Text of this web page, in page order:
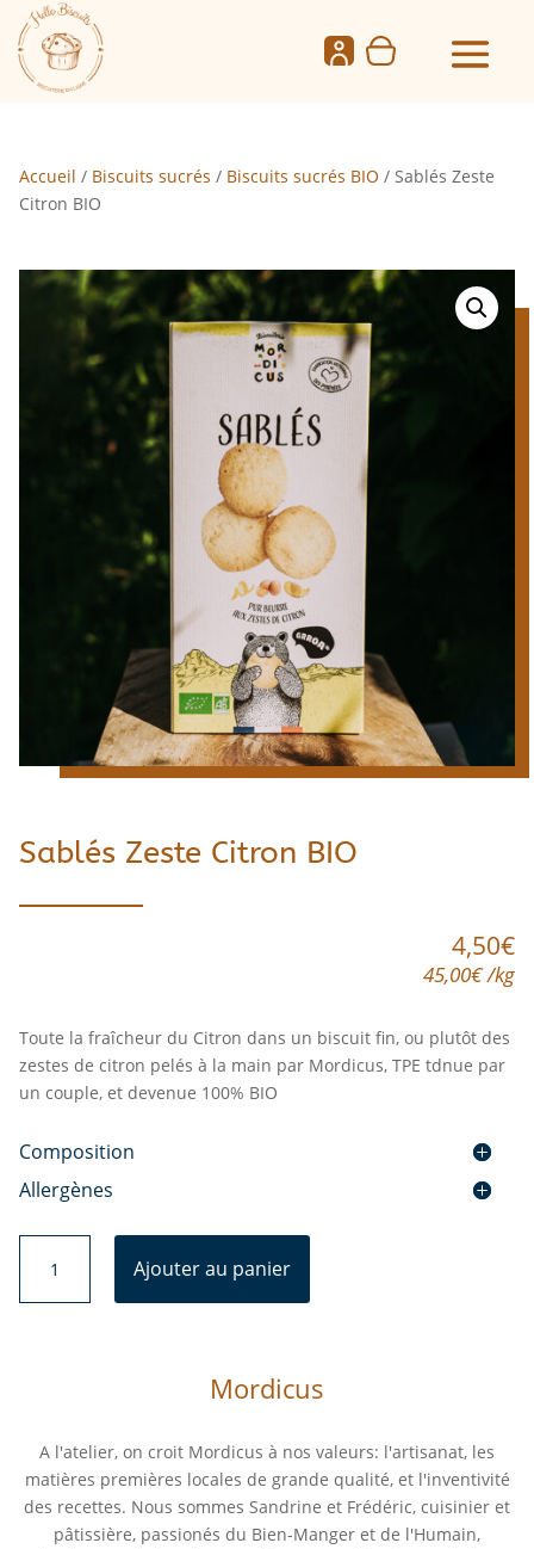
Accueil / Biscuits sucrés / Biscuits sucrés BIO / Sablés Zeste
Citron BIO
Sablés Zeste Citron BIO
4,50€
45,00€ /kg
Toute la fraîcheur du Citron dans un biscuit fin, ou plutôt des
zestes de citron pelés à la main par Mordicus, TPE tdnue par
un couple, et devenue 100% BIO
Composition
Allergènes
Sablés
Ajouter au panier
Mordicus
A l'atelier, on croit Mordicus à nos valeurs: l'artisanat, les
matières premières locales de grande qualité, et l'inventivité
des recettes. Nous sommes Sandrine et Frédéric, cuisinier et
pâtissière, passionés du Bien-Manger et de l'Humain,